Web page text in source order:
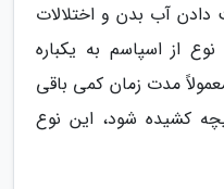
آب بدن و اختلالات
از اسپاسم به یکباره
مدت زمان کمی باقی
کشیده شود، این نوع